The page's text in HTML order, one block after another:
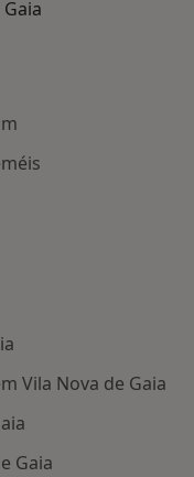
Vila Nova de Gaia
Gaia